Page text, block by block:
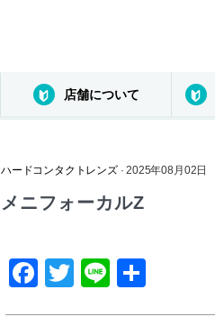
店舗について
ハードコンタクトレンズ· 2025年08月02日
メニフォーカルZ
F
T
Li